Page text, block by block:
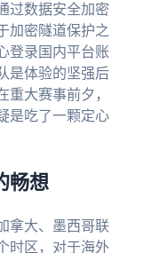
过数据安全加密
加密隧道保护之
登录国内平台账
是体验的坚强后
大赛事前夕，
是吃了一颗定心
畅想
拿大、墨西哥联
时区，对于海外